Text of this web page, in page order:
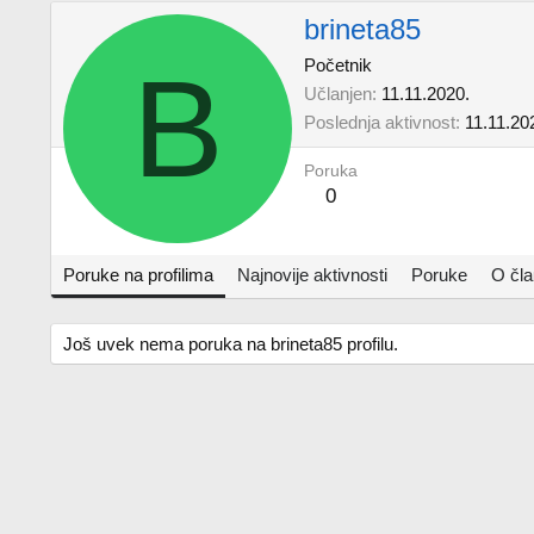
B
brineta85
Početnik
Učlanjen 11.11.2020.
Poslednja aktivnost
Poruka
0
Poruke na profilima Najnovije aktivnosti Poruke O
Još uvek nema poruka na brineta85 profilu.